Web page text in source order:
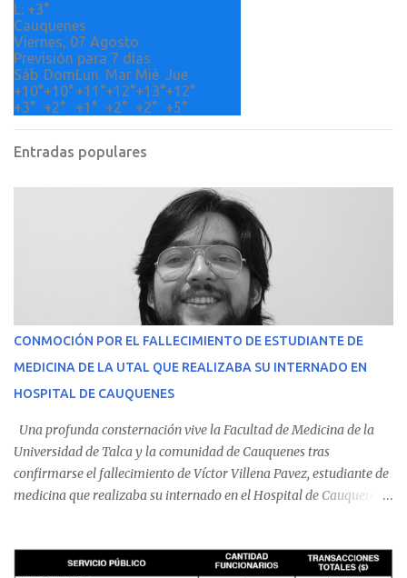
L: +3°
Cauquenes
Viernes, 07 Agosto
Previsión para 7 días
Sáb DomLun Mar Mié Jue
+10°+10°+11°+12°+13°+12°
+3° +2° +1° +2° +2° +5°
Entradas populares
CONMOCIÓN POR EL FALLECIMIENTO DE ESTUDIANTE DE
MEDICINA DE LA UTAL QUE REALIZABA SU INTERNADO EN
HOSPITAL DE CAUQUENES
Una profunda consternación vive la Facultad de Medicina de la
Universidad de Talca y la comunidad de Cauquenes tras
confirmarse el fallecimiento de Víctor Villena Pavez, estudiante de
medicina que realizaba su internado en el Hospital de Cauquenes.
malestares físicos. Dada la complejidad de su estado de salud, el